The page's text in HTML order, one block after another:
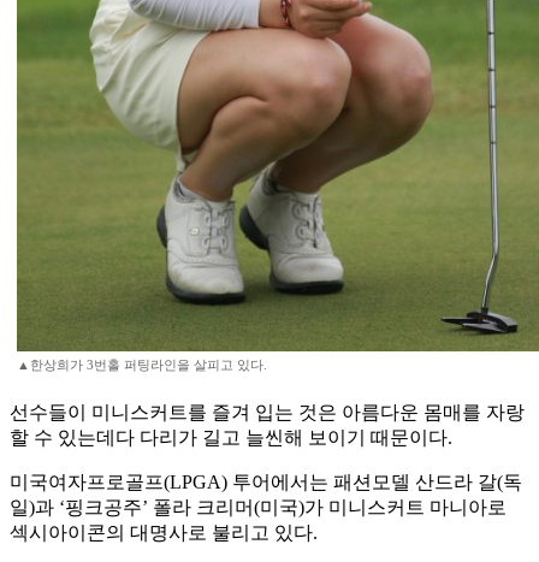
▲한상희가 3번홀 퍼팅라인을 살피고 있다.
선수들이 미니스커트를 즐겨 입는 것은 아름다운 몸매를 자랑
할 수 있는데다 다리가 길고 늘씬해 보이기 때문이다.
미국여자프로골프(LPGA) 투어에서는 패션모델 산드라 갈(독
일)과 ‘핑크공주’ 폴라 크리머(미국)가 미니스커트 마니아로
섹시아이콘의 대명사로 불리고 있다.